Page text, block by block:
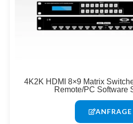
4K2K HDMI 8×9 Matrix
Remote/PC Software
ANFRAGE